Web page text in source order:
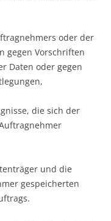
oder der
gegen Vorschriften
Daten oder gegen
die sich der
und die
gespeicherten